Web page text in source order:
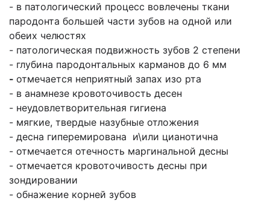
- в патологический процесс вовлечены ткани
пародонта большей части зубов на одной или
обеих челюстях
- патологическая подвижность зубов 2 степени
- глубина пародонтальных карманов до 6 мм
- отмечается неприятный запах изо рта
- в анамнезе кровоточивость десен
- неудовлетворительная гигиена
- мягкие, твердые назубные отложения
- десна гиперемирована и\или цианотична
- отмечается отечность маргинальной десны
- отмечается кровоточивость десны при
зондировании
- обнажение корней зубов